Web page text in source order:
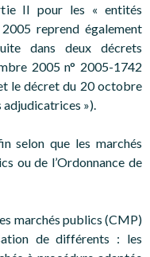
II pour les « entités
reprend également
dans deux décrets
2005 n° 2005-1742
le décret du 20 octobre
adjudicatrices »).
selon que les marchés
ou de l’Ordonnance de
marchés publics (CMP)
de différents : les